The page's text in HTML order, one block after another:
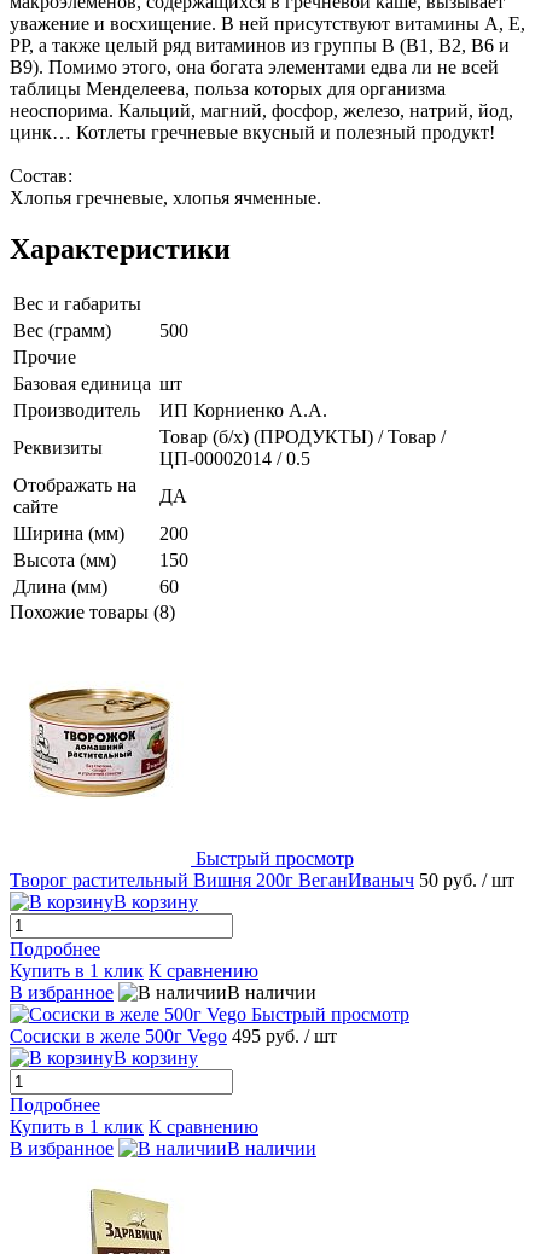
уважение и восхищение. В ней присутствуют витамины А, Е,
РР, а также целый ряд витаминов из группы В (В1, В2, В6 и
В9). Помимо этого, она богата элементами едва ли не всей
таблицы Менделеева, польза которых для организма
неоспорима. Кальций, магний, фосфор, железо, натрий, йод,
цинк… Котлеты гречневые вкусный и полезный продукт!
Состав:
Хлопья гречневые, хлопья ячменные.
Характеристики
Вес и габариты
Вес (грамм)
500
Прочие
Базовая единица шт
Производитель
ИП Корниенко А.А.
Реквизиты
Товар (б/х) (ПРОДУКТЫ) / Товар /
ЦП-00002014 / 0.5
Отображать на
сайте
ДА
Ширина (мм)
200
Высота (мм)
150
Длина (мм)
60
Похожие товары (8)
Быстрый просмотр
Творог растительный Вишня 200г ВеганИваныч 50 руб. / шт
В корзину
Подробнее
Купить в 1 клик К сравнению
В избранное
В наличии
Быстрый просмотр
Сосиски в желе 500г Vego 495 руб. / шт
В корзину
Подробнее
Купить в 1 клик К сравнению
В избранное
В наличии